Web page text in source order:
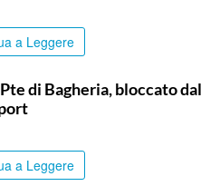
a Leggere
di Bagheria, bloccato dal
a Leggere